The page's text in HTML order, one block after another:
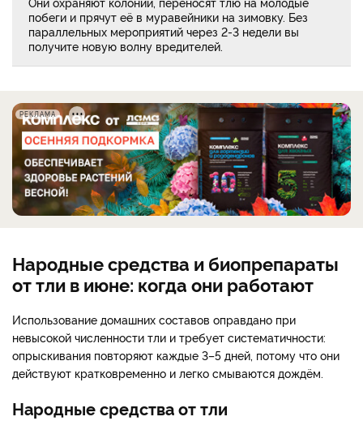
побеги и прячут её в муравейники на зимовку. Без
параллельных мероприятий через 2-3 недели вы
получите новую волну вредителей.
РЕКЛАМА
Народные средства и биопрепараты
от тли в июне: когда они работают
Использование домашних составов оправдано при
невысокой численности тли и требует систематичности:
опрыскивания повторяют каждые 3–5 дней, потому что они
действуют кратковременно и легко смываются дождём.
Народные средства от тли